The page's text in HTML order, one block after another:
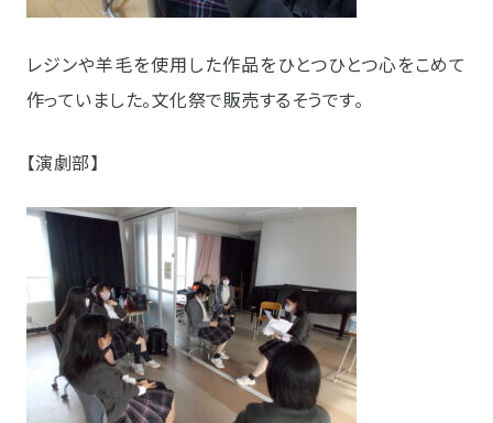
レジンや羊毛を使用した作品をひとつひとつ心をこめて
作っていました。文化祭で販売するそうです。
【演劇部】